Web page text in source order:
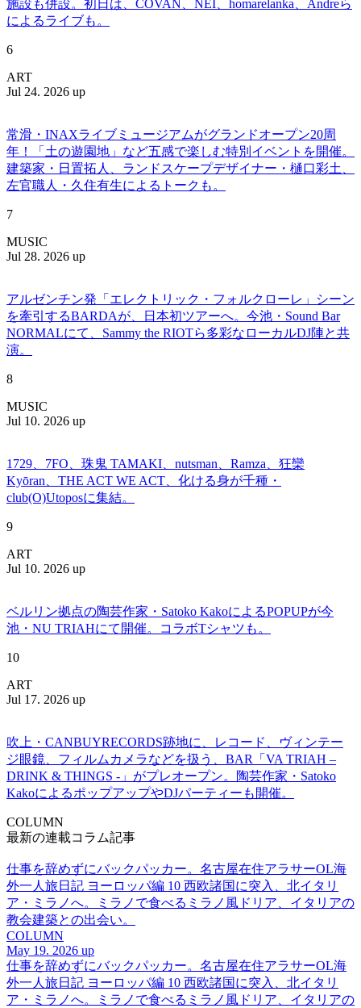
施設も併設。初日は、COVAN、NEI、homarelanka、Andreら
によるライブも。
6
ART
Jul 24. 2026 up
常滑・INAXライブミュージアムがグランドオープン20周
年！「土の遊園地」など五感で楽しむ特別イベントを開催。
建築家・日置拓人、ランドスケープデザイナー・樋口彩土、
左官職人・久住有生によるトークも。
7
MUSIC
Jul 28. 2026 up
アルゼンチン発「エレクトリック・フォルクローレ」シーン
を牽引するBARDAが、日本初ツアーへ。今池・Sound Bar
NORMALにて、Sammy the RIOTら多彩なローカルDJ陣と共
演。
8
MUSIC
Jul 10. 2026 up
1729、7FO、珠鬼 TAMAKI、nutsman、Ramza、狂欒
Kyōran、THE ACT WE ACT、化ける身が千種・
club(O)Utoposに集結。
9
ART
Jul 10. 2026 up
ベルリン拠点の陶芸作家・Satoko KakoによるPOPUPが今
池・NU TRIAHにて開催。コラボTシャツも。
10
ART
Jul 17. 2026 up
吹上・CANBUYRECORDS跡地に、レコード、ヴィンテー
ジ眼鏡、フィルムカメラなどを扱う、BAR「VA TRIAH –
DRINK & THINGS -」がプレオープン。陶芸作家・Satoko
KakoによるポップアップやDJパーティーも開催。
COLUMN
最新の連載コラム記事
仕事を辞めずにバックパッカー。名古屋在住アラサーOL海
外一人旅日記 ヨーロッパ編 10 西欧諸国に突入、北イタリ
ア・ミラノへ。ミラノで食べるミラノ風ドリア、イタリアの
教会建築との出会い。
COLUMN
May 19. 2026 up
仕事を辞めずにバックパッカー。名古屋在住アラサーOL海
外一人旅日記 ヨーロッパ編 10 西欧諸国に突入、北イタリ
ア・ミラノへ。ミラノで食べるミラノ風ドリア、イタリアの